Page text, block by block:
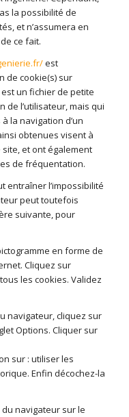
la possibilité de
et n’assumera en
ce fait.
est
de cookie(s) sur
est un fichier de petite
de l’utilisateur, mais qui
la navigation d’un
obtenues visent à
et ont également
de fréquentation.
entraîner l’impossibilité
peut toutefois
suivante, pour
en forme de
Cliquez sur
les cookies. Validez
navigateur, cliquez sur
Options. Cliquer sur
sur : utiliser les
Enfin décochez-la
navigateur sur le